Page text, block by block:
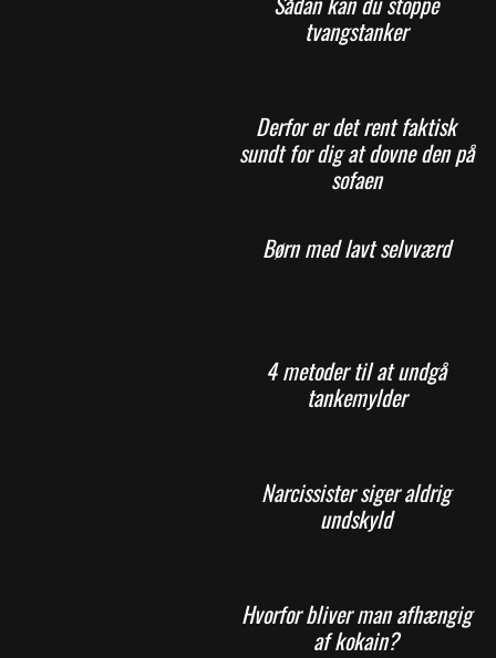
tvangstanker
Derfor er det rent faktisk
sundt for dig at dovne den på
sofaen
Børn med lavt selvværd
4 metoder til at undgå
tankemylder
Narcissister siger aldrig
undskyld
Hvorfor bliver man afhængig
af kokain?